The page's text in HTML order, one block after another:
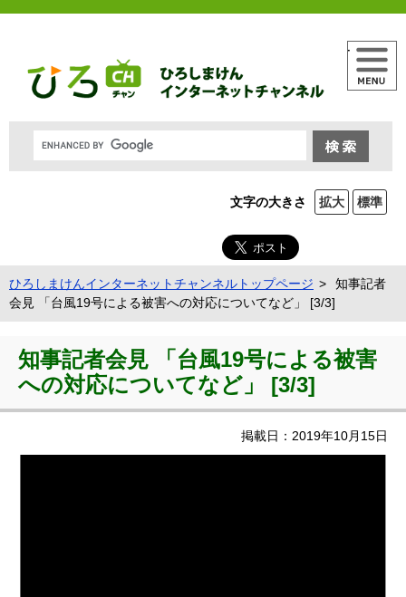
文字の大きさ 拡大 標準
メニュー
ひろしまけんインターネットチャンネルトップページ
知事記者
会見 「台風19号による被害への対応についてなど」 [3/3]
知事記者会見 「台風19号による被害
への対応についてなど」 [3/3]
掲載日：2019年10月15日